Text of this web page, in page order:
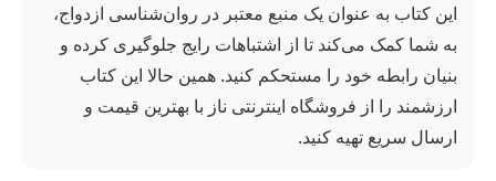
این کتاب به عنوان یک منبع معتبر در روان‌شناسی ازدواج،
به شما کمک می‌کند تا از اشتباهات رایج جلوگیری کرده و
بنیان رابطه خود را مستحکم کنید. همین حالا این کتاب
ارزشمند را از فروشگاه اینترنتی ناز با بهترین قیمت و
ارسال سریع تهیه کنید.